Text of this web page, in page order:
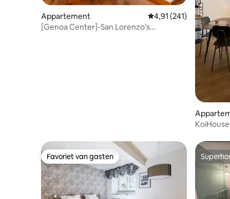
Appartement Gemiddelde
4,91 (241)
[Genoa Center]-San Lorenzo's
Favoriet van gasten
Favoriet van gasten